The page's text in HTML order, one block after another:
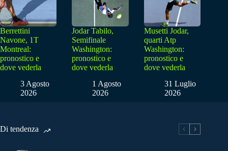
Berrettini
Navone, 1T
Montreal:
pronostico e
dove vederla
3 Agosto
2026
Jodar Tabilo,
Semifinale
Washington:
pronostico e
dove vederla
1 Agosto
2026
Musetti Jodar,
quarti Atp
Washington:
pronostico e
dove vederla
31 Luglio
2026
Di tendenza